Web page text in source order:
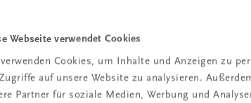
Webseite verwendet Cookies
Cookies, um Inhalte und Anzeigen zu
auf unsere Website zu analysieren.
Partner für soziale Medien, Werbung und
innen-
in der